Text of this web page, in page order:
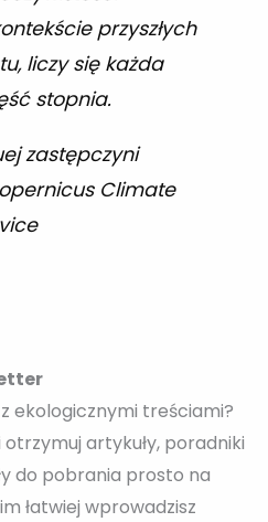
przyszłych
liczy się każda
stopnia.
zastępczyni
Climate
ekologicznymi treściami?
artykuły, poradniki
do pobrania prosto na
łatwiej wprowadzisz